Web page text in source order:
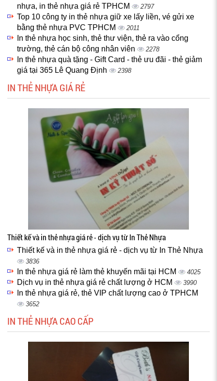
nhựa, in thẻ nhựa giá rẻ TPHCM
2797
Top 10 công ty in thẻ nhựa giữ xe lấy liền, vé gửi xe
bằng thẻ nhựa PVC TPHCM
2011
In thẻ nhựa học sinh, thẻ thư viện, thẻ ra vào cổng
trường, thẻ cán bộ công nhân viên
2278
In thẻ nhựa quà tặng - Gift Card - thẻ ưu đãi - thẻ giảm
giá tại 365 Lê Quang Định
2398
IN THẺ NHỰA GIÁ RẺ
Thiết kế và in thẻ nhựa giá rẻ - dịch vụ từ In Thẻ Nhựa
Thiết kế và in thẻ nhựa giá rẻ - dịch vụ từ In Thẻ Nhựa
3836
In thẻ nhựa giá rẻ làm thẻ khuyến mãi tại HCM 4025
Dịch vụ in thẻ nhựa giá rẻ chất lượng ở HCM 3990
In thẻ nhựa giá rẻ, thẻ VIP chất lượng cao ở TPHCM
3652
IN THẺ NHỰA CAO CẤP